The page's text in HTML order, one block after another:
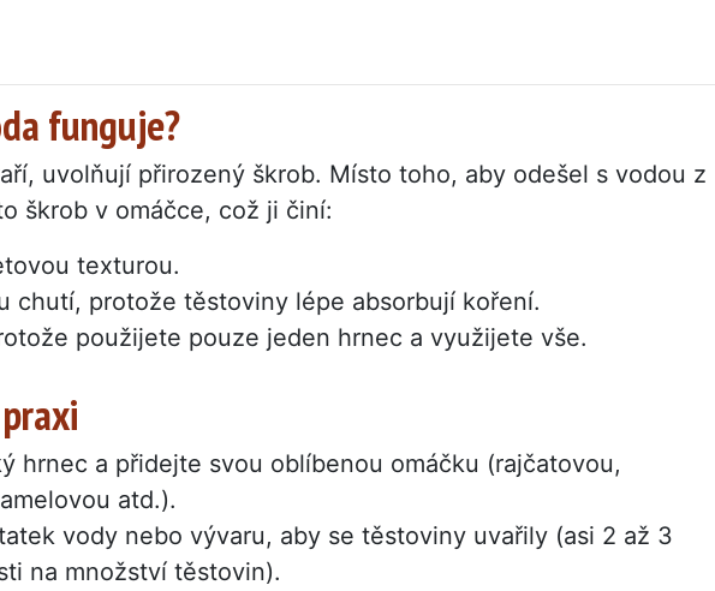
funguje?
uvolňují přirozený škrob. Místo toho, aby odešel s vodou z
škrob v omáčce, což ji činí:
texturou.
chutí, protože těstoviny lépe absorbují koření.
použijete pouze jeden hrnec a využijete vše.
hrnec a přidejte svou oblíbenou omáčku (rajčatovou,
atd.).
vody nebo vývaru, aby se těstoviny uvařily (asi 2 až 3
na množství těstovin).